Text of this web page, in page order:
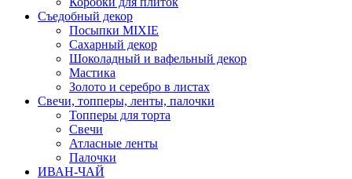
Съедобный декор
Посыпки MIXIE
Сахарный декор
Шоколадный и вафельный декор
Мастика
Золото и серебро в листах
Свечи, топперы, ленты, палочки
Топперы для торта
Свечи
Атласные ленты
Палочки
ИВАН-ЧАЙ